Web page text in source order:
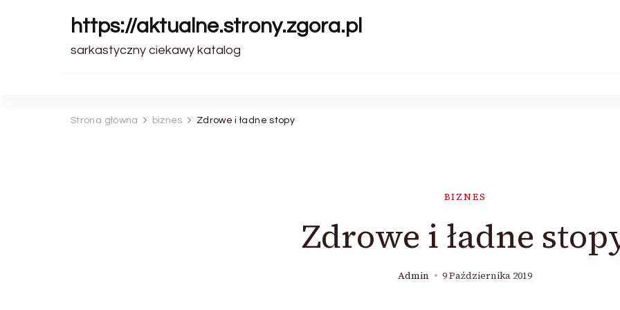
https://aktualne.strony.zgora.pl
sarkastyczny ciekawy katalog
Strona główna biznes Zdrowe i ładne stopy
BIZNES
Zdrowe i ładne
Admin 9 Października 2019